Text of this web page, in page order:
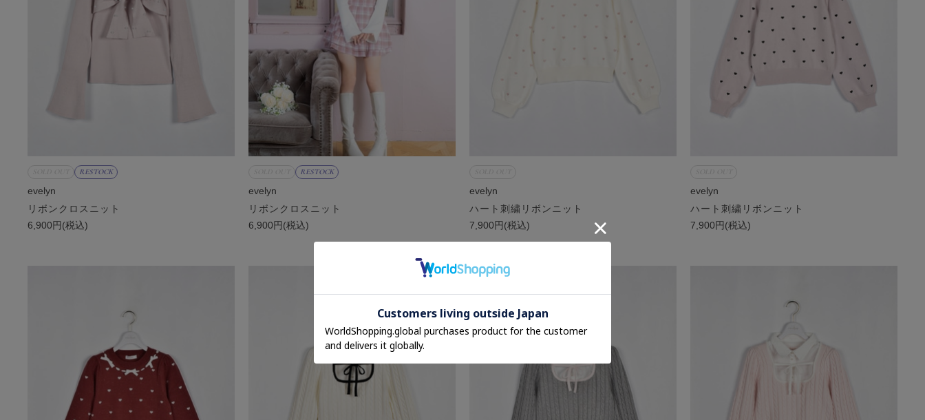
RESTOCK
evelyn
リボンクロスニット
6,900円(税込)
RESTOCK
evelyn
リボンクロスニット
6,900円(税込)
evelyn
ハート刺繍リボンニット
7,900円(税込)
evelyn
ハート刺繍リボンニット
7,900円(税込)